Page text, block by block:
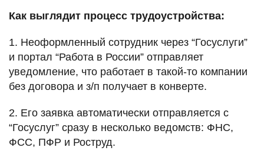
Как выглядит процесс трудоустройства:
1. Неоформленный сотрудник через “Госуслуги”
и портал “Работа в России” отправляет
уведомление, что работает в такой-то компании
без договора и з/п получает в конверте.
2. Его заявка автоматически отправляется с
“Госуслуг” сразу в несколько ведомств: ФНС,
ФСС, ПФР и Роструд.